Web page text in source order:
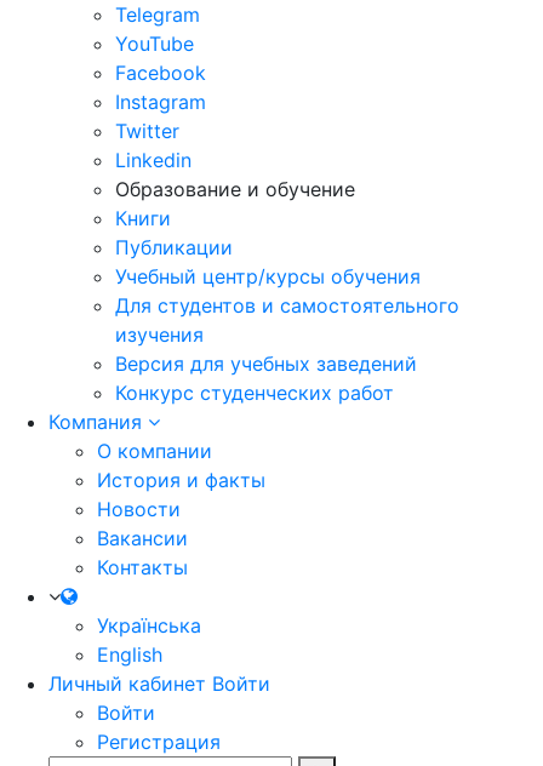
Telegram
YouTube
Facebook
Instagram
Twitter
Linkedin
Образование и обучение
Книги
Публикации
Учебный центр/курсы обучения
Для студентов и самостоятельного
изучения
Версия для учебных заведений
Конкурс студенческих работ
Компания
О компании
История и факты
Новости
Вакансии
Контакты
Українська
English
Личный кабинет Войти
Войти
Регистрация